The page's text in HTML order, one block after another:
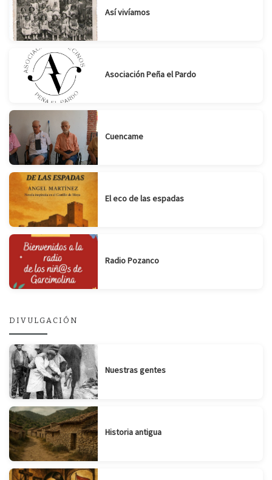
Así vivíamos
Asociación Peña el Pardo
Cuencame
El eco de las espadas
Radio Pozanco
DIVULGACIÓN
Nuestras gentes
Historia antigua